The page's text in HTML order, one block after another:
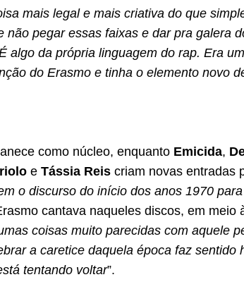
mais legal e mais criativa do que
não pegar essas faixas e dar pra galera
algo da própria linguagem do rap. Era
do Erasmo e tinha o elemento novo
como núcleo, enquanto Emicida,
e Tássia Reis criam novas entradas
o discurso do início dos anos 1970
cantava naqueles discos, em
coisas muito parecidas com aquele
a caretice daquela época faz
tentando voltar”.